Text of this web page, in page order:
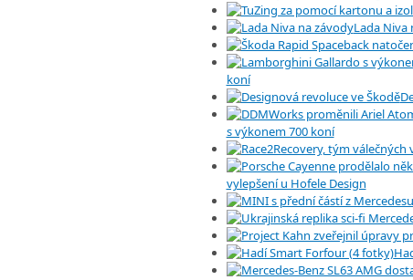
Lada Niva
koní
s výkonem 700 koní
vylepšení u Hofele Design